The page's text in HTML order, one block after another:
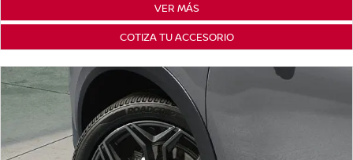
VER MÁS
COTIZA TU ACCESORIO